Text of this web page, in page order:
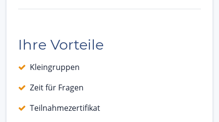
Ihre Vorteile
Kleingruppen
Zeit für Fragen
Teilnahmezertifikat